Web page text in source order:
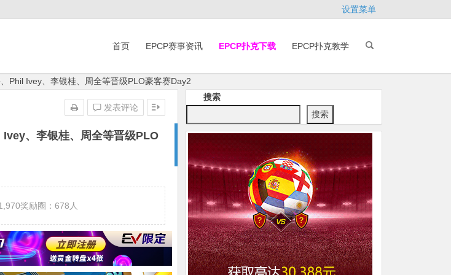
设置菜单
首页 EPCP赛事资讯 EPCP扑克下载 EPCP扑克教学
Phil Ivey、李银桂、周全等晋级PLO豪客赛Day2
Ivey、李银桂、周全等晋级PLO
发表评论
奖励圈：678人
搜索
搜索